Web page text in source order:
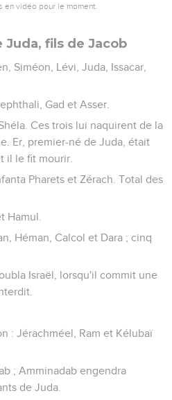
vidéo pour le moment.
Juda, fils de Jacob
Siméon, Lévi, Juda, Issacar,
Gad et Asser.
Ces trois lui naquirent de la
Er, premier-né de Juda, était
il le fit mourir.
Pharets et Zérach. Total des
Hamul.
Héman, Calcol et Dara ; cinq
Israël, lorsqu'il commit une
: Jérachméel, Ram et Kélubaï
; Amminadab engendra
de Juda.